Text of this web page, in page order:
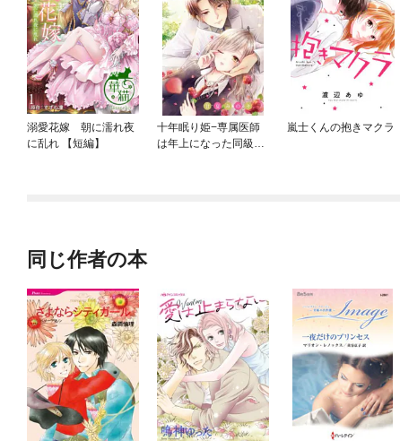
溺愛花嫁 朝に濡れ夜
に乱れ 【短編】
十年眠り姫−専属医師
は年上になった同級生
嵐士くんの抱きマクラ
同じ作者の本